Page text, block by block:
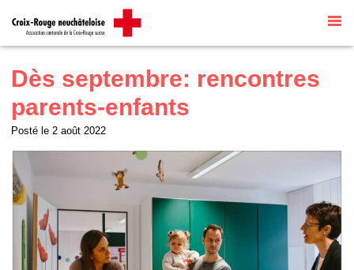
Talk to me
automatiquement parG Translate
Dès septembre: rencontres
parents-enfants
Posté le 2 août 2022